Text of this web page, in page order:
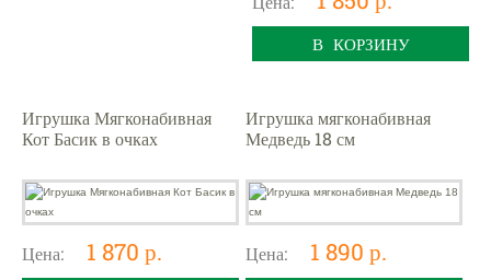
В КОРЗИНУ
Игрушка Мягконабивная
Кот Басик в очках
Цена: 1 870 р.
Игрушка мягконабивная
Медведь 18 см
Цена: 1 890 р.